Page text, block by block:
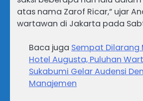
atas nama Zarof Ricar,” ujar
wartawan di Jakarta pada
Baca juga Sempat Dilarang
Hotel Augusta, Puluhan
Sukabumi Gelar Audensi
Manajemen